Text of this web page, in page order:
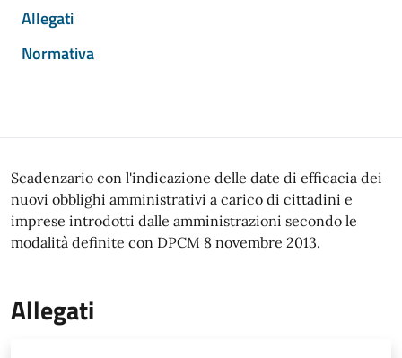
Allegati
Normativa
Scadenzario con l'indicazione delle date di efficacia dei
nuovi obblighi amministrativi a carico di cittadini e
imprese introdotti dalle amministrazioni secondo le
modalità definite con DPCM 8 novembre 2013.
Allegati